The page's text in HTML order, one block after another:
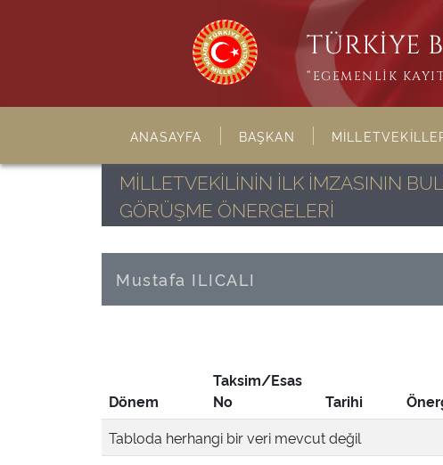
TÜRKİYE
“EGEMENLİK
ANASAYFA BAŞKAN
MİLLETVEKİLİNİN İLK İMZASININ
GÖRÜŞME ÖNERGELERİ
Mustafa ILICALI
Dönem
Taksim/Esas
No
Tarihi
Tabloda herhangi bir veri mevcut değil